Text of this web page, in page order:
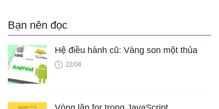
Bạn nên đọc
Hệ điều hành cũ: Vàng son một thủa
22/04